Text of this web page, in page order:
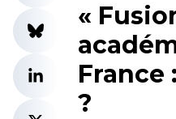
«
France
?